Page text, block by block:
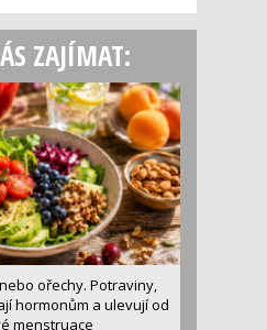
ZAJÍMAT:
ořechy. Potraviny,
hormonům a ulevují od
menstruace